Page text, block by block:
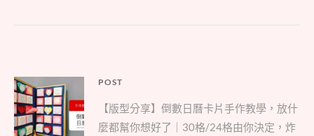
文
章
導
POST
Parent
post:
【版型分享】倒數日曆卡片手作教學，放什
麼都幫你想好了｜30格/24格由你決定，炸